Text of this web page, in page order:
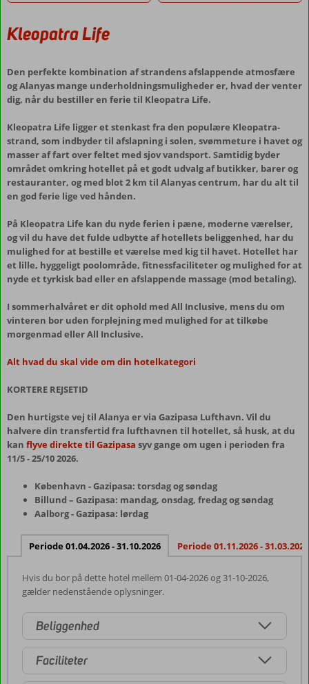
Kleopatra Life
Den perfekte kombination af strandens afslappende atmosfære
og Alanyas mange underholdningsmuligheder er, hvad der venter
dig, når du bestiller en ferie til Kleopatra Life.
Kleopatra Life ligger et stenkast fra den populære Kleopatra-
strand, som indbyder til afslapning i solen, svømmeture i havet og
masser af fart over feltet med sjov vandsport. Samtidig byder
området omkring hotellet på et godt udvalg af butikker, barer og
restauranter, og med blot 2 km til Alanyas centrum, har du alt til
en god ferie lige ved hånden.
På Kleopatra Life kan du nyde ferien i pæne, moderne værelser,
og vil du have det fulde udbytte af hotellets beliggenhed, har du
mulighed for at bestille et værelse med kig til havet. Hotellet har
et lille, hyggeligt poolområde, fitnessfaciliteter og mulighed for at
nyde et tyrkisk bad eller en afslappende massage (mod betaling).
I sommerhalvåret er dit ophold med All Inclusive, mens du om
vinteren bor uden forplejning med mulighed for at tilkøbe
morgenmad eller All Inclusive.
Alt hvad du skal vide om din hotelkategori
KORTERE REJSETID
Den hurtigste vej til Alanya er via Gazipasa Lufthavn. Vil du
halvere din transfertid fra lufthavnen til hotellet, så husk, at du
kan flyve direkte til Gazipasa syv gange om ugen i perioden fra
11/5 - 25/10 2026.
København - Gazipasa: torsdag og søndag
Billund – Gazipasa: mandag, onsdag, fredag og søndag
Aalborg - Gazipasa: lørdag
Periode 01.04.2026 - 31.10.2026 Periode 01.11.2026 - 31.03.2027
Hvis du bor på dette hotel mellem 01-04-2026 og 31-10-2026,
gælder nedenstående oplysninger.
Beliggenhed
Faciliteter